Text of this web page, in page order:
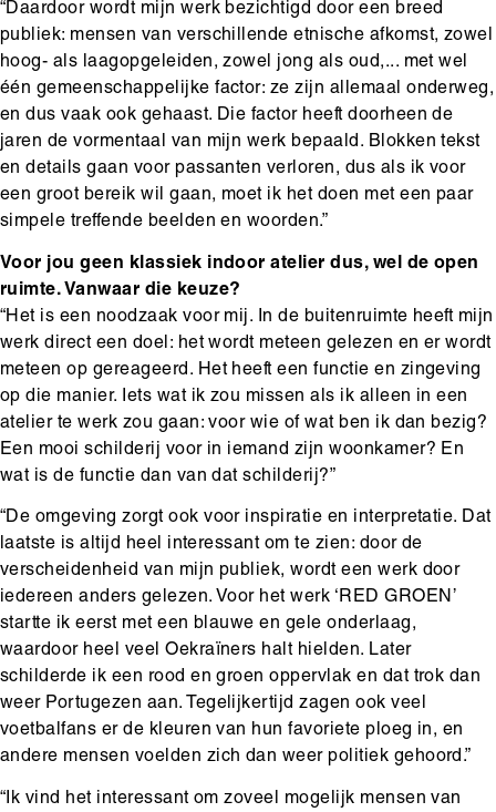
“Daardoor wordt mijn werk bezichtigd door een breed
publiek: mensen van verschillende etnische afkomst, zowel
hoog- als laagopgeleiden, zowel jong als oud,... met wel
één gemeenschappelijke factor: ze zijn allemaal onderweg,
en dus vaak ook gehaast. Die factor heeft doorheen de
jaren de vormentaal van mijn werk bepaald. Blokken tekst
en details gaan voor passanten verloren, dus als ik voor
een groot bereik wil gaan, moet ik het doen met een paar
simpele treffende beelden en woorden.”
Voor jou geen klassiek indoor atelier dus, wel de open
ruimte. Vanwaar die keuze?
“Het is een noodzaak voor mij. In de buitenruimte heeft mijn
werk direct een doel: het wordt meteen gelezen en er wordt
meteen op gereageerd. Het heeft een functie en zingeving
op die manier. Iets wat ik zou missen als ik alleen in een
atelier te werk zou gaan: voor wie of wat ben ik dan bezig?
Een mooi schilderij voor in iemand zijn woonkamer? En
wat is de functie dan van dat schilderij?”
“De omgeving zorgt ook voor inspiratie en interpretatie. Dat
laatste is altijd heel interessant om te zien: door de
verscheidenheid van mijn publiek, wordt een werk door
iedereen anders gelezen. Voor het werk ‘RED GROEN’
startte ik eerst met een blauwe en gele onderlaag,
waardoor heel veel Oekraïners halt hielden. Later
schilderde ik een rood en groen oppervlak en dat trok dan
weer Portugezen aan. Tegelijkertijd zagen ook veel
voetbalfans er de kleuren van hun favoriete ploeg in, en
andere mensen voelden zich dan weer politiek gehoord.”
“Ik vind het interessant om zoveel mogelijk mensen van